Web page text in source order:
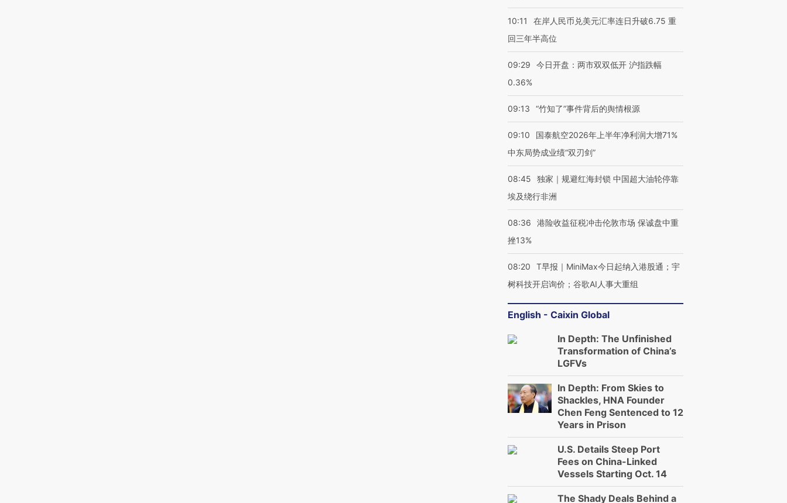
10:11
在岸人民币兑美元汇率连日升破6.75 重
回三年半高位
09:29
今日开盘：两市双双低开 沪指跌幅
0.36%
09:13 “竹知了”事件背后的舆情根源
09:10
国泰航空2026年上半年净利润大增71%
中东局势成业绩“双刃剑”
08:45
独家｜规避红海封锁 中国超大油轮停靠
埃及绕行非洲
08:36
港险收益征税冲击伦敦市场 保诚盘中重
挫13%
08:20
T早报｜MiniMax今日起纳入港股通；宇
树科技开启询价；谷歌AI人事大重组
English - Caixin Global
In Depth: The Unfinished
Transformation of China’s
LGFVs
In Depth: From Skies to
Shackles, HNA Founder
Chen Feng Sentenced to 12
Years in Prison
U.S. Details Steep Port
Fees on China-Linked
Vessels Starting Oct. 14
The Shady Deals Behind a